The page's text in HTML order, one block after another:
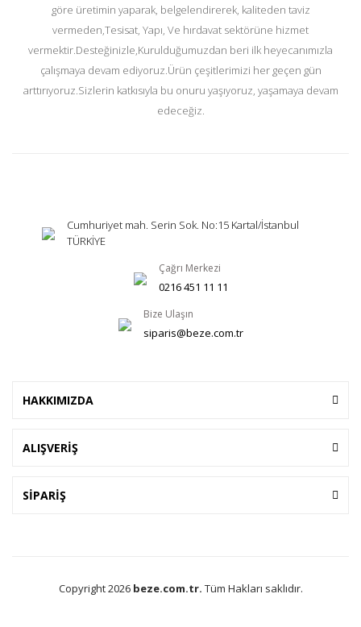
göre üretimin yaparak, belgelendirerek, kaliteden taviz
vermeden,Tesisat, Yapı, Ve hırdavat sektörüne hizmet
vermektir.Desteğinizle,Kurulduğumuzdan beri ilk heyecanımızla
çalışmaya devam ediyoruz.Ürün çeşitlerimizi her geçen gün
arttırıyoruz.Sizlerin katkısıyla bu onuru yaşıyoruz, yaşamaya devam
edeceğiz.
Cumhuriyet mah. Serin Sok. No:15 Kartal/İstanbul
TÜRKİYE
Çağrı Merkezi
0216 451 11 11
Bize Ulaşın
siparis@beze.com.tr
HAKKIMIZDA
ALIŞVERİŞ
SİPARİŞ
Copyright 2026 beze.com.tr. Tüm Hakları saklıdır.